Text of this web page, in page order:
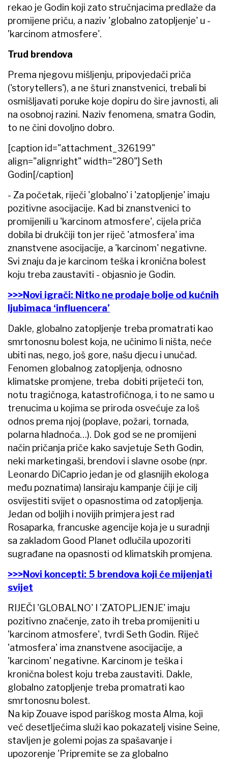
rekao je Godin koji zato stručnjacima predlaže da
promijene priču, a naziv 'globalno zatopljenje' u -
'karcinom atmosfere'.
Trud brendova
Prema njegovu mišljenju, pripovjedači priča
('storytellers'), a ne šturi znanstvenici, trebali bi
osmišljavati poruke koje dopiru do šire javnosti, ali
na osobnoj razini. Naziv fenomena, smatra Godin,
to ne čini dovoljno dobro.
[caption id="attachment_326199"
align="alignright" width="280"] Seth
Godin[/caption]
- Za početak, riječi 'globalno' i 'zatopljenje' imaju
pozitivne asocijacije. Kad bi znanstvenici to
promijenili u 'karcinom atmosfere', cijela priča
dobila bi drukčiji ton jer riječ 'atmosfera' ima
znanstvene asocijacije, a 'karcinom' negativne.
Svi znaju da je karcinom teška i kronična bolest
koju treba zaustaviti - objasnio je Godin.
>>>Novi igrači: Nitko ne prodaje bolje od kućnih
ljubimaca ‘influencera’
Dakle, globalno zatopljenje treba promatrati kao
smrtonosnu bolest koja, ne učinimo li ništa, neće
ubiti nas, nego, još gore, našu djecu i unučad.
Fenomen globalnog zatopljenja, odnosno
klimatske promjene, treba dobiti prijeteći ton,
notu tragičnoga, katastrofičnoga, i to ne samo u
trenucima u kojima se priroda osvećuje za loš
odnos prema njoj (poplave, požari, tornada,
polarna hladnoća…). Dok god se ne promijeni
način pričanja priče kako savjetuje Seth Godin,
neki marketingaši, brendovi i slavne osobe (npr.
Leonardo DiCaprio jedan je od glasnijih ekologa
među poznatima) lansiraju kampanje čiji je cilj
osvijestiti svijet o opasnostima od zatopljenja.
Jedan od boljih i novijih primjera jest rad
Rosaparka, francuske agencije koja je u suradnji
sa zakladom Good Planet odlučila upozoriti
sugrađane na opasnosti od klimatskih promjena.
>>>Novi koncepti: 5 brendova koji će mijenjati
svijet
RIJEČI 'GLOBALNO' I 'ZATOPLJENJE' imaju
pozitivno značenje, zato ih treba promijeniti u
'karcinom atmosfere', tvrdi Seth Godin. Riječ
'atmosfera' ima znanstvene asocijacije, a
'karcinom' negativne. Karcinom je teška i
kronična bolest koju treba zaustaviti. Dakle,
globalno zatopljenje treba promatrati kao
smrtonosnu bolest.
Na kip Zouave ispod pariškog mosta Alma, koji
već desetljećima služi kao pokazatelj visine Seine,
stavljen je golemi pojas za spašavanje i
upozorenje 'Pripremite se za globalno